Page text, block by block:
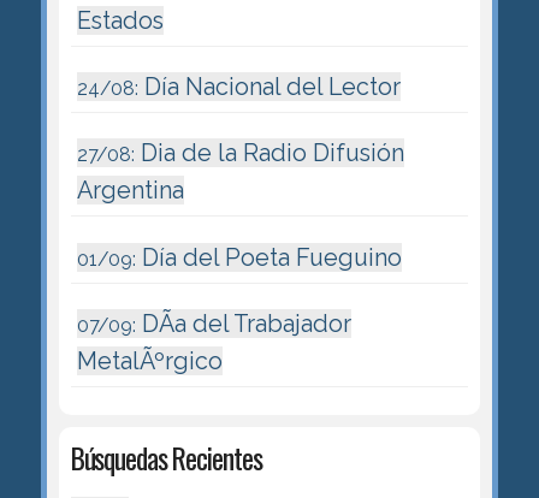
Estados
24/08: Día Nacional del Lector
27/08: Dia de la Radio Difusión
Argentina
01/09: Día del Poeta Fueguino
07/09: DÃ­a del Trabajador
MetalÃºrgico
Búsquedas Recientes